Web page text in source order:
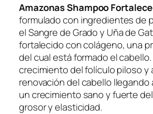
Amazonas Shampoo
formulado con ingredientes de
el Sangre de Grado y Uña de
fortalecido con colágeno, una
del cual está formado el
crecimiento del folículo piloso y
renovación del cabello
un crecimiento sano y fuerte
grosor y elasticidad.